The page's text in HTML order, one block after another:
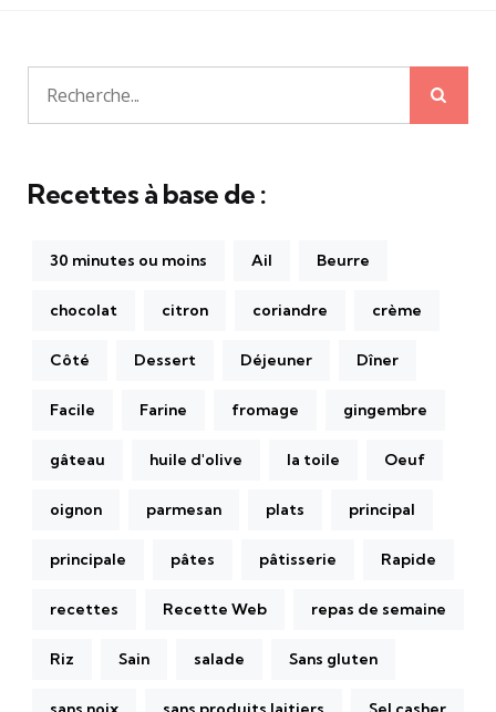
Recherche
pour:
Recettes à base de :
30 minutes ou moins Ail Beurre
chocolat citron coriandre crème
Côté Dessert Déjeuner Dîner
Facile Farine fromage gingembre
gâteau huile d'olive la toile Oeuf
oignon parmesan plats principal
principale pâtes pâtisserie Rapide
recettes Recette Web repas de semaine
Riz Sain salade Sans gluten